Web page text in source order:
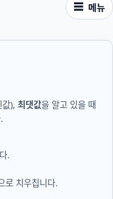
메뉴
값), 최댓값을 알고 있을 때
.
로 치우칩니다.